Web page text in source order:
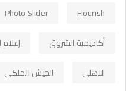
Flourish
Photo Slider
أكاديمية الشروق
الاهلي
الجيش الملكي